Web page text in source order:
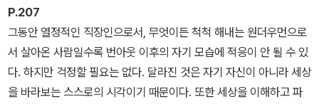
제나 골절, 궤양 등)을 미치는 생물학적 체계를 동원해 표현한다. 또
여자들은 만성적인 피로나 지친 기색이 조금이라도 느껴지면 곧 이런
신호에 반응하여 속도를 늦추거나 쉬어 가는 경향이 있지만, 남자들
은 어느 날 갑자기 예기치 못하게 쓰러지는 경우가 많다.
P.207
그동안 열정적인 직장인으로서, 무엇이든 척척 해내는 원더우먼으로
서 살아온 사람일수록 번아웃 이후의 자기 모습에 적응이 안 될 수 있
다. 하지만 걱정할 필요는 없다. 달라진 것은 자기 자신이 아니라 세상
을 바라보는 스스로의 시각이기 때문이다. 또한 세상을 이해하고 파